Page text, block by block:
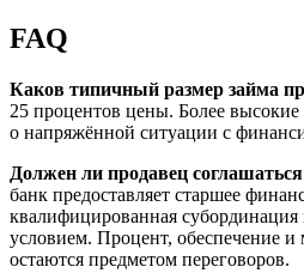
FAQ
Каков типичный размер займа
25 процентов цены. Более
о напряжённой ситуации с
Должен ли продавец
банк предоставляет старшее
квалифицированная субординация
условием. Процент, обеспечение и
остаются предметом переговоров.